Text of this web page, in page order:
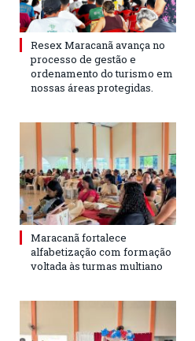
Resex Maracanã avança no
processo de gestão e
ordenamento do turismo em
nossas áreas protegidas.
Maracanã fortalece
alfabetização com formação
voltada às turmas multiano